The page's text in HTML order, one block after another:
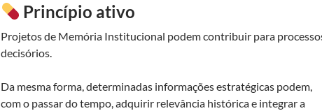
Princípio ativo
Projetos de Memória Institucional podem contribuir para
decisórios.
Da mesma forma, determinadas informações estratégicas podem,
com o passar do tempo, adquirir relevância histórica e integrar a